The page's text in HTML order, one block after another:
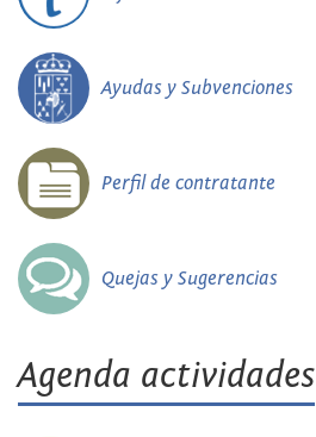
Ayudas y Subvenciones
Perfil de contratante
Quejas y Sugerencias
Agenda actividades